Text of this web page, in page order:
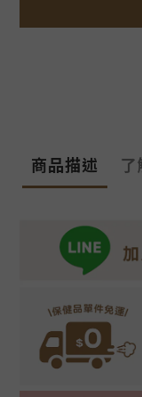
商品描述 了